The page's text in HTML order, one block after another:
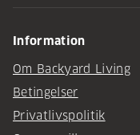
Information
Om Backyard Living
Betingelser
Privatlivspolitik